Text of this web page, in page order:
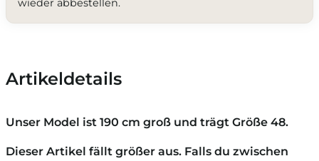
wieder abbestellen.
Artikeldetails
Unser Model ist 190 cm groß und trägt Größe 48.
Dieser Artikel fällt größer aus. Falls du zwischen